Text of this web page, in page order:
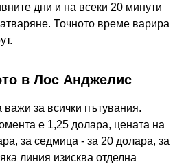
дни и на всеки 20 минути
Точното време варира
в Лос Анджелис
за всички пътувания.
е 1,25 долара, цената на
за седмица - за 20 долара, за
линия изисква отделна